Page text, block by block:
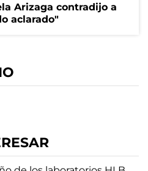
Arizaga contradijo a
aclarado"